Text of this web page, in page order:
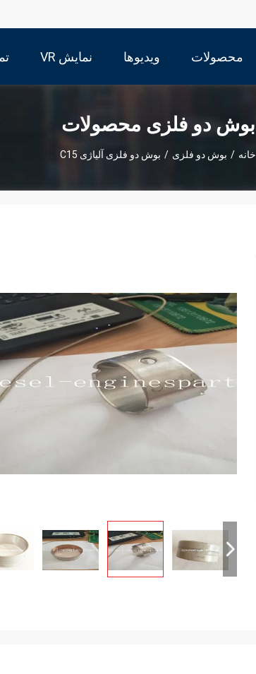
محصولات ویدیوها نمایش VR
بوش دو فلزی محصولات
خانه / بوش دو فلزی / بوش دو فلزی آلیاژی C15